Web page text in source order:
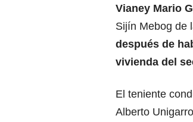
Vianey Mario
Sijín Mebog de
después de
vivienda del
El teniente
Alberto